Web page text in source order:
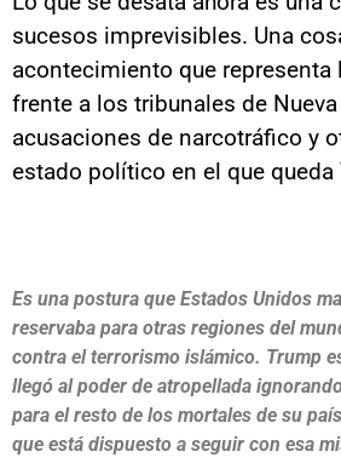
sucesos imprevisibles. Una
acontecimiento que representa
frente a los tribunales de
acusaciones de narcotráfico y
estado político en el que queda
Es una postura que Estados Unidos
reservaba para otras regiones del
contra el terrorismo islámico. Trump
llegó al poder de atropellada
para el resto de los mortales de su
que está dispuesto a seguir con esa